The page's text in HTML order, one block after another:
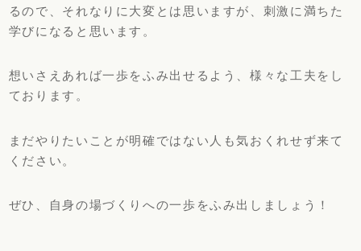
るので、それなりに大変とは思いますが、刺激に満ちた
学びになると思います。
想いさえあれば一歩をふみ出せるよう、様々な工夫をし
ております。
まだやりたいことが明確ではない人も気おくれせず来て
ください。
ぜひ、自身の場づくりへの一歩をふみ出しましょう！